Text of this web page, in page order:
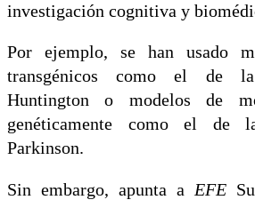
investigación cognitiva y
Por ejemplo, se han usado
transgénicos como el de
Huntington o modelos de
genéticamente como el de
Parkinson.
Sin embargo, apunta a EFE